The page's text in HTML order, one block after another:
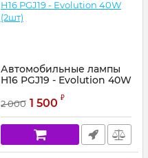
Автомобильные лампы
H16 PGJ19 - Evolution 40W
2 000 1 500 ₽